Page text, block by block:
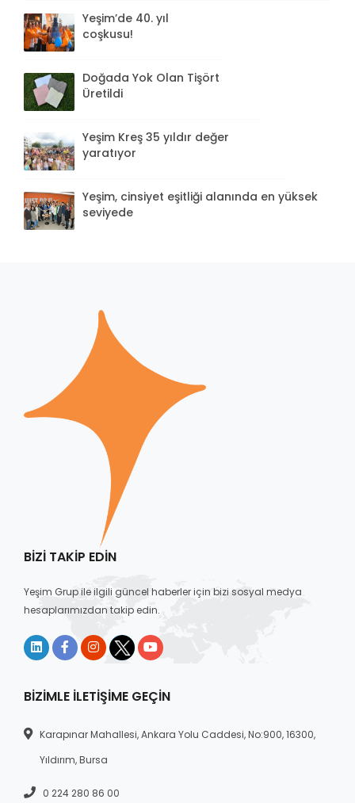
Yeşim’de 40. yıl
coşkusu!
Doğada Yok Olan Tişört
Üretildi
Yeşim Kreş 35 yıldır değer
yaratıyor
Yeşim, cinsiyet eşitliği alanında en yüksek
seviyede
BIZI TAKIP EDIN
Yeşim Grup ile ilgili güncel haberler için bizi sosyal medya
hesaplarımızdan takip edin.
BIZIMLE İLETIŞIME GEÇIN
Karapınar Mahallesi, Ankara Yolu Caddesi, No:900, 16300,
Yıldırım, Bursa
0 224 280 86 00